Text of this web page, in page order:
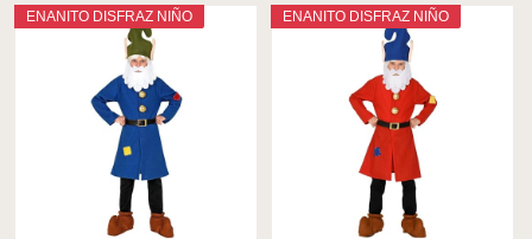
ENANITO DISFRAZ NIÑO ENANITO DISFRAZ NIÑO